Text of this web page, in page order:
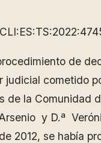
de
judicial cometido
de la
y D.ª
2012, se había